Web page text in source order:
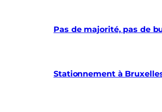
Pas de majorité, pas de
Stationnement à